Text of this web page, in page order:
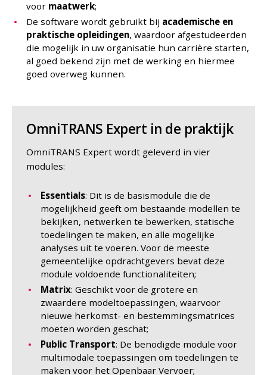
voor maatwerk;
De software wordt gebruikt bij academische en
praktische opleidingen, waardoor afgestudeerden
die mogelijk in uw organisatie hun carrière starten,
al goed bekend zijn met de werking en hiermee
goed overweg kunnen.
OmniTRANS Expert in de praktijk
OmniTRANS Expert wordt geleverd in vier
modules:
Essentials: Dit is de basismodule die de
mogelijkheid geeft om bestaande modellen te
bekijken, netwerken te bewerken, statische
toedelingen te maken, en alle mogelijke
analyses uit te voeren. Voor de meeste
gemeentelijke opdrachtgevers bevat deze
module voldoende functionaliteiten;
Matrix: Geschikt voor de grotere en
zwaardere modeltoepassingen, waarvoor
nieuwe herkomst- en bestemmingsmatrices
moeten worden geschat;
Public Transport: De benodigde module voor
multimodale toepassingen om toedelingen te
maken voor het Openbaar Vervoer;